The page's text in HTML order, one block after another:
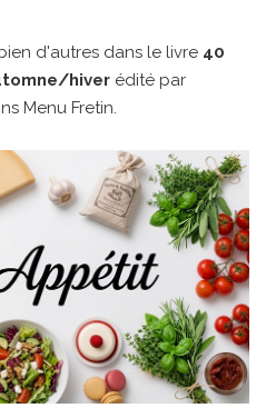
d'autres dans le livre 40
hiver édité par
Menu Fretin.